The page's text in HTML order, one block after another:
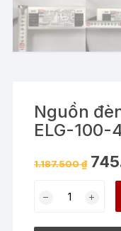
Nguồn
ELG-100-
1.187.500₫ Giá
gốc